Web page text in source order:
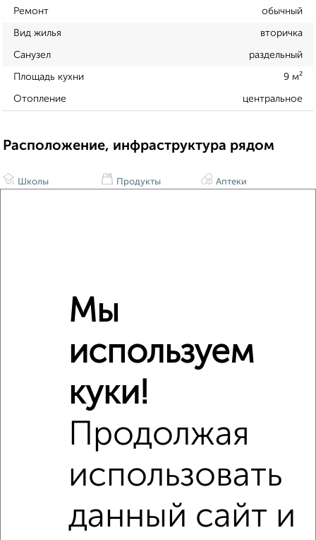
Ремонт обычный
Вид жилья вторичка
Санузел раздельный
Площадь кухни 9 м²
Отопление центральное
Расположение, инфраструктура рядом
Школы Продукты Аптеки
Сравнение средних цен
Мы
используем
куки!
Продолжая
использовать
данный сайт и